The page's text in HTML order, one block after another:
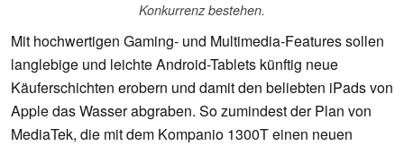
Konkurrenz bestehen.
Mit hochwertigen Gaming- und Multimedia-Features sollen
langlebige und leichte Android-Tablets künftig neue
Käuferschichten erobern und damit den beliebten iPads von
Apple das Wasser abgraben. So zumindest der Plan von
MediaTek, die mit dem Kompanio 1300T einen neuen